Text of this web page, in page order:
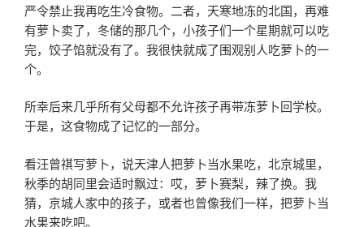
严令禁止我再吃生冷食物。二者，天寒地冻的北国，再难
有萝卜卖了，冬储的那几个，小孩子们一个星期就可以吃
完，饺子馅就没有了。我很快就成了围观别人吃萝卜的一
个。
所幸后来几乎所有父母都不允许孩子再带冻萝卜回学校。
于是，这食物成了记忆的一部分。
看汪曾祺写萝卜，说天津人把萝卜当水果吃，北京城里，
秋季的胡同里会适时飘过：哎，萝卜赛梨，辣了换。我
猜，京城人家中的孩子，或者也曾像我们一样，把萝卜当
水果来吃吧。